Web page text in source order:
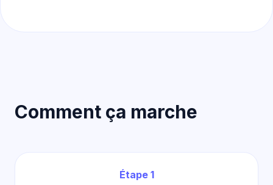
Comment ça marche
Étape 1